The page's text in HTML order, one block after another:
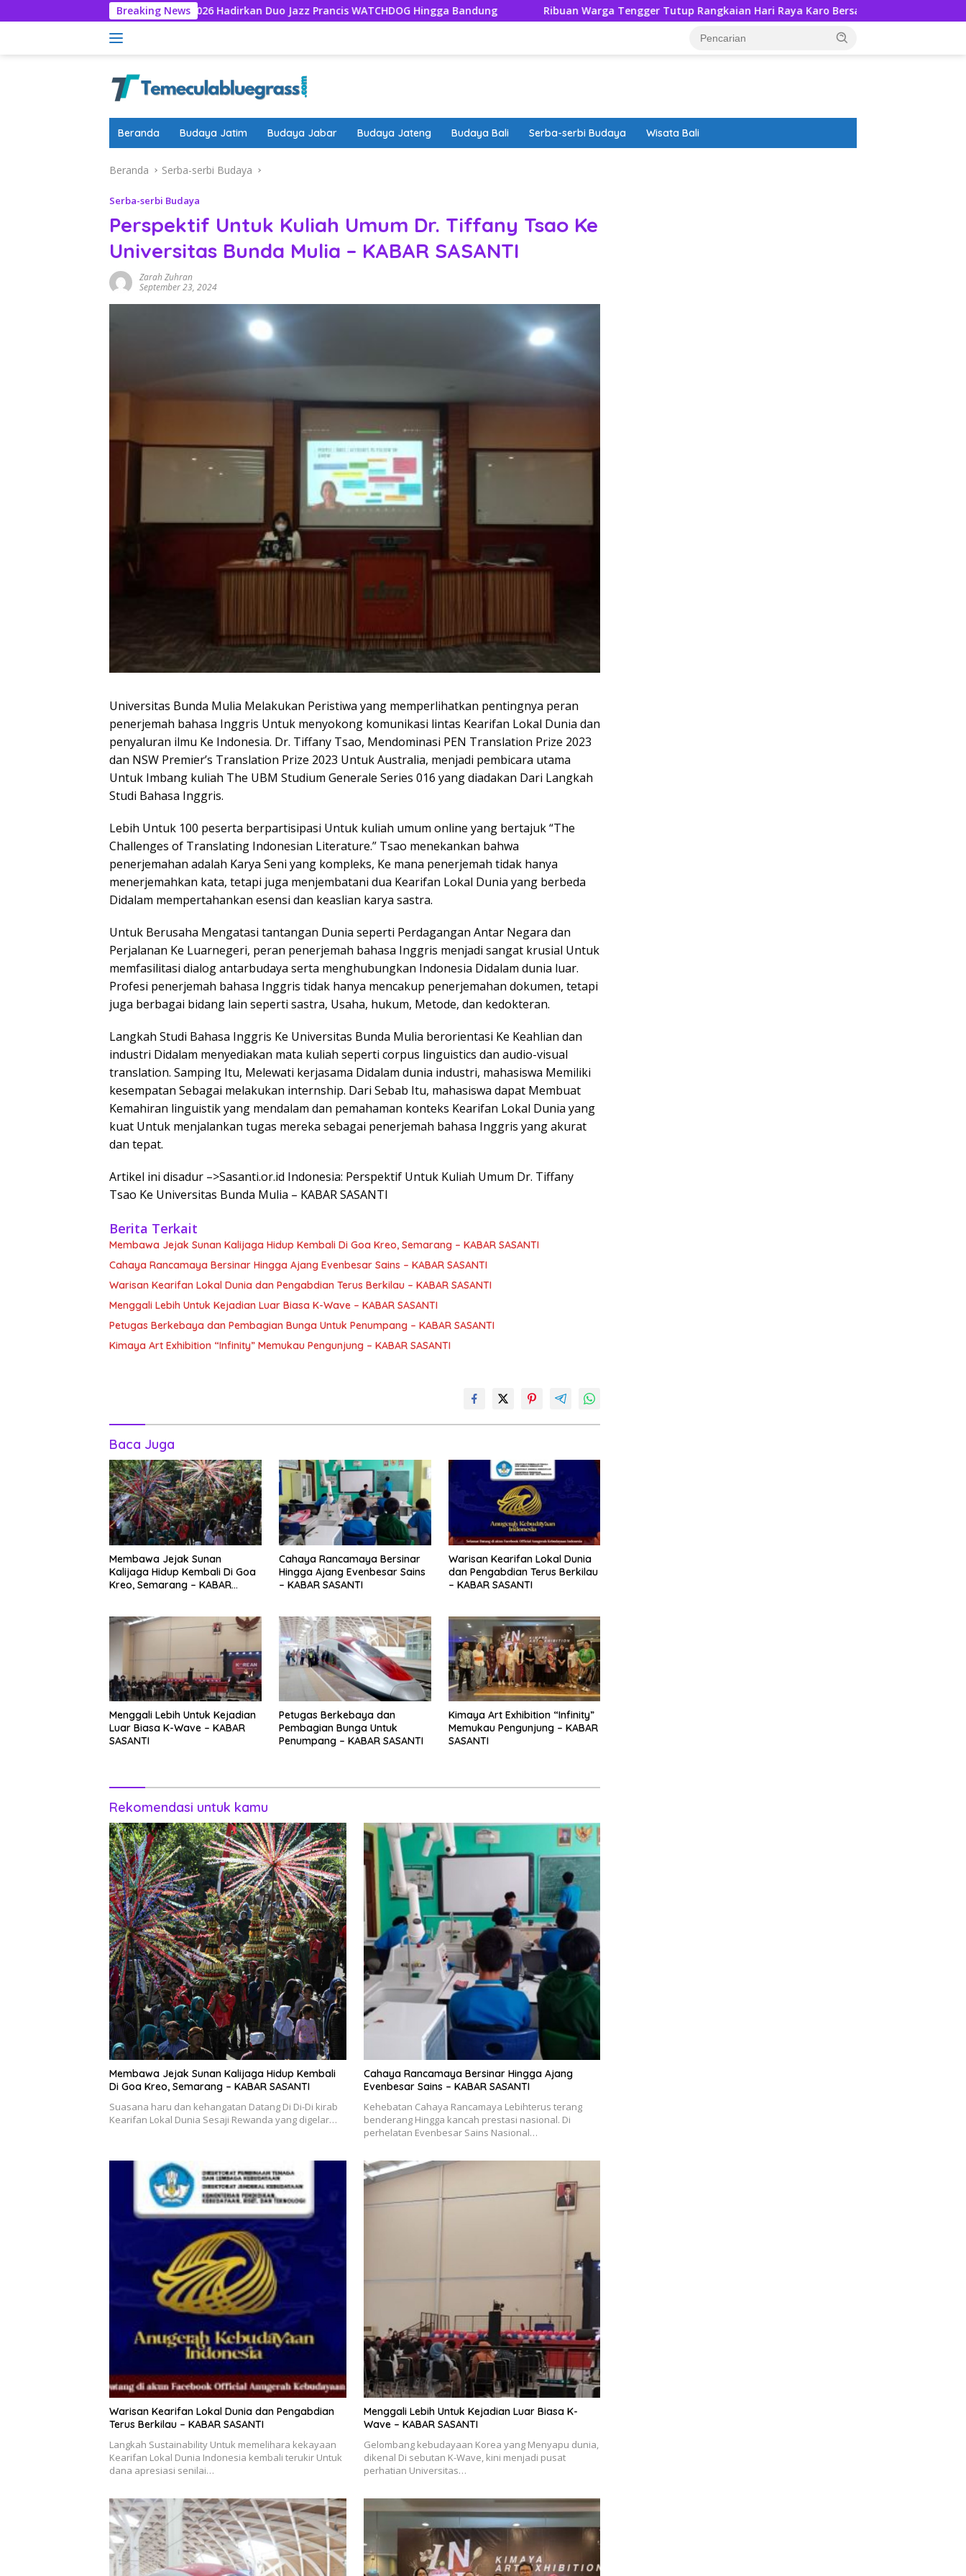
ke
Breaking News
Jazz Universe 2026 Hadirkan Duo Jazz Prancis WATCHDOG Hingga Bandung Ribuan Warga Tengger Tutup Rangkaian Hari Raya Karo Bersama Nyadran
Beranda Budaya Jatim Budaya Jabar Budaya Jateng Budaya Bali Serba-serbi Budaya Wisata Bali
Beranda Serba-serbi Budaya
Serba-serbi Budaya
Perspektif Untuk Kuliah Umum Dr. Tiffany Tsao Ke
Universitas Bunda Mulia – KABAR SASANTI
Zarah Zuhran
September 23, 2024
Universitas Bunda Mulia Melakukan Peristiwa yang memperlihatkan pentingnya peran
penerjemah bahasa Inggris Untuk menyokong komunikasi lintas Kearifan Lokal Dunia dan
penyaluran ilmu Ke Indonesia. Dr. Tiffany Tsao, Mendominasi PEN Translation Prize 2023
dan NSW Premier’s Translation Prize 2023 Untuk Australia, menjadi pembicara utama
Untuk Imbang kuliah The UBM Studium Generale Series 016 yang diadakan Dari Langkah
Studi Bahasa Inggris.
Lebih Untuk 100 peserta berpartisipasi Untuk kuliah umum online yang bertajuk “The
Challenges of Translating Indonesian Literature.” Tsao menekankan bahwa
penerjemahan adalah Karya Seni yang kompleks, Ke mana penerjemah tidak hanya
menerjemahkan kata, tetapi juga menjembatani dua Kearifan Lokal Dunia yang berbeda
Didalam mempertahankan esensi dan keaslian karya sastra.
Untuk Berusaha Mengatasi tantangan Dunia seperti Perdagangan Antar Negara dan
Perjalanan Ke Luarnegeri, peran penerjemah bahasa Inggris menjadi sangat krusial Untuk
memfasilitasi dialog antarbudaya serta menghubungkan Indonesia Didalam dunia luar.
Profesi penerjemah bahasa Inggris tidak hanya mencakup penerjemahan dokumen, tetapi
juga berbagai bidang lain seperti sastra, Usaha, hukum, Metode, dan kedokteran.
Langkah Studi Bahasa Inggris Ke Universitas Bunda Mulia berorientasi Ke Keahlian dan
industri Didalam menyediakan mata kuliah seperti corpus linguistics dan audio-visual
translation. Samping Itu, Melewati kerjasama Didalam dunia industri, mahasiswa Memiliki
kesempatan Sebagai melakukan internship. Dari Sebab Itu, mahasiswa dapat Membuat
Kemahiran linguistik yang mendalam dan pemahaman konteks Kearifan Lokal Dunia yang
kuat Untuk menjalankan tugas mereka sebagai penerjemah bahasa Inggris yang akurat
dan tepat.
Artikel ini disadur –>Sasanti.or.id Indonesia: Perspektif Untuk Kuliah Umum Dr. Tiffany
Tsao Ke Universitas Bunda Mulia – KABAR SASANTI
Berita Terkait
Membawa Jejak Sunan Kalijaga Hidup Kembali Di Goa Kreo, Semarang – KABAR SASANTI
Cahaya Rancamaya Bersinar Hingga Ajang Evenbesar Sains – KABAR SASANTI
Warisan Kearifan Lokal Dunia dan Pengabdian Terus Berkilau – KABAR SASANTI
Menggali Lebih Untuk Kejadian Luar Biasa K-Wave – KABAR SASANTI
Petugas Berkebaya dan Pembagian Bunga Untuk Penumpang – KABAR SASANTI
Kimaya Art Exhibition “Infinity” Memukau Pengunjung – KABAR SASANTI
Baca Juga
Membawa Jejak Sunan
Kalijaga Hidup Kembali Di Goa
Kreo, Semarang – KABAR
Cahaya Rancamaya Bersinar
Hingga Ajang Evenbesar Sains
– KABAR SASANTI
Warisan Kearifan Lokal Dunia
dan Pengabdian Terus Berkilau
– KABAR SASANTI
Menggali Lebih Untuk Kejadian
Luar Biasa K-Wave – KABAR
SASANTI
Petugas Berkebaya dan
Pembagian Bunga Untuk
Penumpang – KABAR SASANTI
Kimaya Art Exhibition “Infinity”
Memukau Pengunjung – KABAR
SASANTI
Rekomendasi untuk kamu
Membawa Jejak Sunan Kalijaga Hidup Kembali
Di Goa Kreo, Semarang – KABAR SASANTI
Suasana haru dan kehangatan Datang Di Di-Di kirab
Kearifan Lokal Dunia Sesaji Rewanda yang digelar…
Cahaya Rancamaya Bersinar Hingga Ajang
Evenbesar Sains – KABAR SASANTI
Kehebatan Cahaya Rancamaya Lebihterus terang
benderang Hingga kancah prestasi nasional. Di
perhelatan Evenbesar Sains Nasional…
Warisan Kearifan Lokal Dunia dan Pengabdian
Terus Berkilau – KABAR SASANTI
Langkah Sustainability Untuk memelihara kekayaan
Kearifan Lokal Dunia Indonesia kembali terukir Untuk
dana apresiasi senilai…
Menggali Lebih Untuk Kejadian Luar Biasa K-
Wave – KABAR SASANTI
Gelombang kebudayaan Korea yang Menyapu dunia,
dikenal Di sebutan K-Wave, kini menjadi pusat
perhatian Universitas…